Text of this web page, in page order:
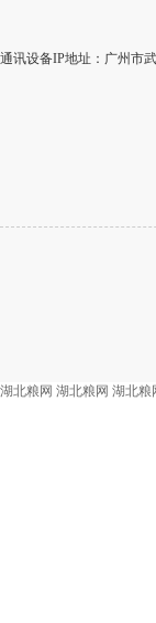
通讯设备IP地址：广州市
湖北粮网 湖北粮网 湖北粮